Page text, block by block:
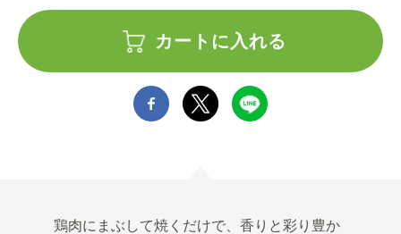
カートに入れる
鶏肉にまぶして焼くだけで、香りと彩り豊か